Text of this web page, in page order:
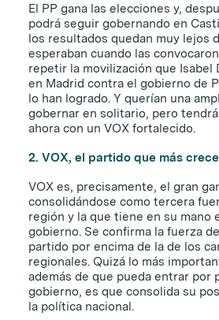
El PP gana las elecciones y,
podrá seguir gobernando en
los resultados quedan muy lejos
esperaban cuando las
repetir la movilización que Isabel
en Madrid contra el gobierno de
lo han logrado. Y querían una
gobernar en solitario, pero
ahora con un VOX fortalecido.
2. VOX, el partido que más
VOX es, precisamente, el gran
consolidándose como tercera
región y la que tiene en su mano
gobierno. Se confirma la fuerza
partido por encima de la de los
regionales. Quizá lo más
además de que pueda entrar por
gobierno, es que consolida su
la política nacional.